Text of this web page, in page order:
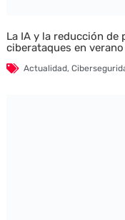
La IA y la reducción de
ciberataques en verano
Actualidad,